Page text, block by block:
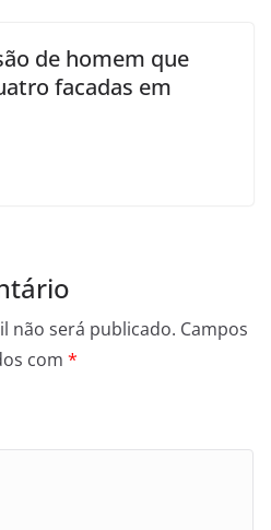
de homem que
facadas em
não será publicado. Campos
com *